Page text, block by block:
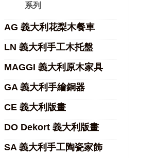
系列
AG 義大利花梨木餐車
LN 義大利手工木托盤
MAGGI 義大利原木家具
GA 義大利手繪銅器
CE 義大利版畫
DO Dekort 義大利版畫
SA 義大利手工陶瓷家飾